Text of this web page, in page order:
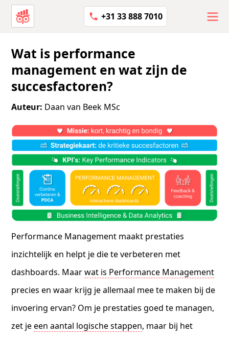
+31 33 888 7010
Wat is performance
management en wat zijn de
succesfactoren?
Auteur: Daan van Beek MSc
Performance Management maakt prestaties
inzichtelijk en helpt je die te verbeteren met
dashboards. Maarwat is Performance Management
precies en waar krijg je allemaal mee te maken bij de
invoering ervan? Om je prestaties goed te managen,
zet jeeen aantal logische stappen, maar bij het